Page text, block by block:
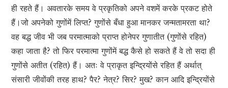
ही रहते हैं। अवतारके समय वे प्रकृतिको अपने वशमें करके प्रकट होते
हैं।जो अपनेको गुणोंमें लिप्त? गुणोंसे बँधा हुआ मानकर जन्मतामरता था?
वह बद्ध जीव भी जब परमात्माको प्राप्त होनेपर गुणातीत (गुणोंसे रहित)
कहा जाता है? तो फिर परमात्मा गुणोंमें बद्ध कैसे हो सकते हैं वे तो सदा ही
गुणोंसे अतीत (रहित) हैं। अतः वे प्राकृत इन्द्रियोंसे रहित हैं अर्थात्
संसारी जीवोंकी तरह हाथ? पैर? नेत्र? सिर? मुख? कान आदि इन्द्रियोंसे